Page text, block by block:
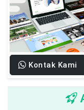
Kontak Kami